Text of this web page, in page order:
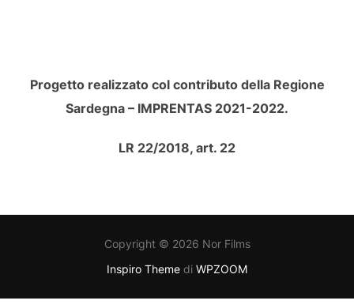
Progetto realizzato col contributo della Regione
Sardegna – IMPRENTAS 2021-2022.
LR 22/2018, art. 22
Copyright © 2026 Nor Films
Inspiro Theme di WPZOOM